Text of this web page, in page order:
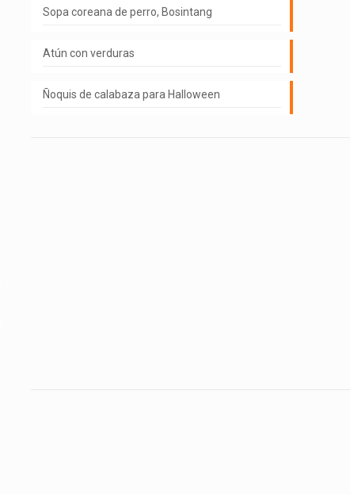
Sopa coreana de perro, Bosintang
Atún con verduras
Ñoquis de calabaza para Halloween